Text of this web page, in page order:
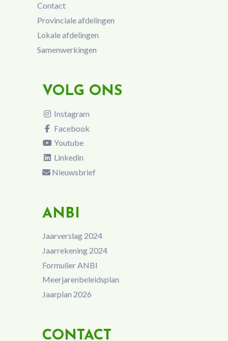
Contact
Provinciale afdelingen
Lokale afdelingen
Samenwerkingen
VOLG ONS
Instagram
Facebook
Youtube
Linkedin
Nieuwsbrief
ANBI
Jaarverslag 2024
Jaarrekening 2024
Formulier ANBI
Meerjarenbeleidsplan
Jaarplan 2026
CONTACT